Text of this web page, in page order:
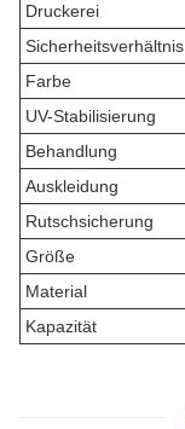
Druckerei
Sicherheitsverhältnis
Farbe
UV-Stabilisierung
Behandlung
Auskleidung
Rutschsicherung
Größe
Material
Kapazität